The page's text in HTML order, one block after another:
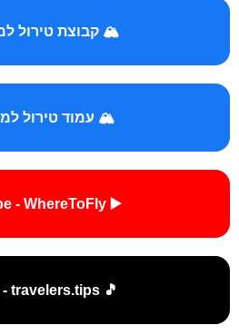
🏔️ קבוצת טירול
🏔️ עמוד טירול
▶️ YouTube - WhereToFly
🎵 TikTok - travelers.tips